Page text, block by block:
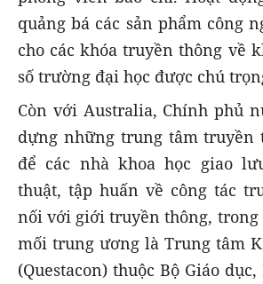
quảng bá các sản phẩm công
cho các khóa truyền thông về
số trường đại học được chú
Còn với Australia, Chính phủ
dựng những trung tâm truyền
để các nhà khoa học giao
thuật, tập huấn về công tác
nối với giới truyền thông, trong
mối trung ương là Trung tâm
(Questacon) thuộc Bộ Giáo